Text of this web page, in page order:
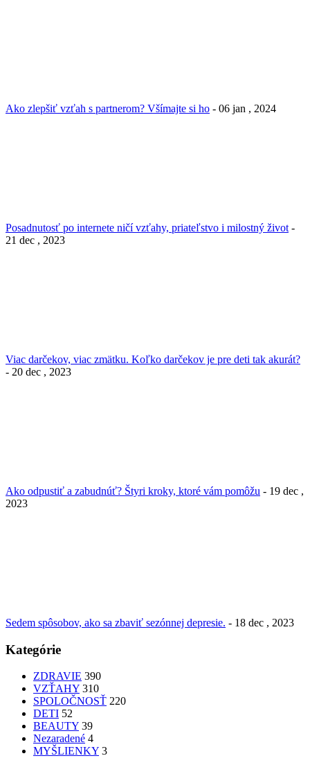
Ako zlepšiť vzťah s partnerom? Všímajte si ho - 06 jan , 2024
Posadnutosť po internete ničí vzťahy, priateľstvo i milostný život -
21 dec , 2023
Viac darčekov, viac zmätku. Koľko darčekov je pre deti tak akurát?
- 20 dec , 2023
Ako odpustiť a zabudnúť? Štyri kroky, ktoré vám pomôžu - 19 dec ,
2023
Sedem spôsobov, ako sa zbaviť sezónnej depresie. - 18 dec , 2023
Kategórie
ZDRAVIE 390
VZŤAHY 310
SPOLOČNOSŤ 220
DETI 52
BEAUTY 39
Nezaradené 4
MYŠLIENKY 3